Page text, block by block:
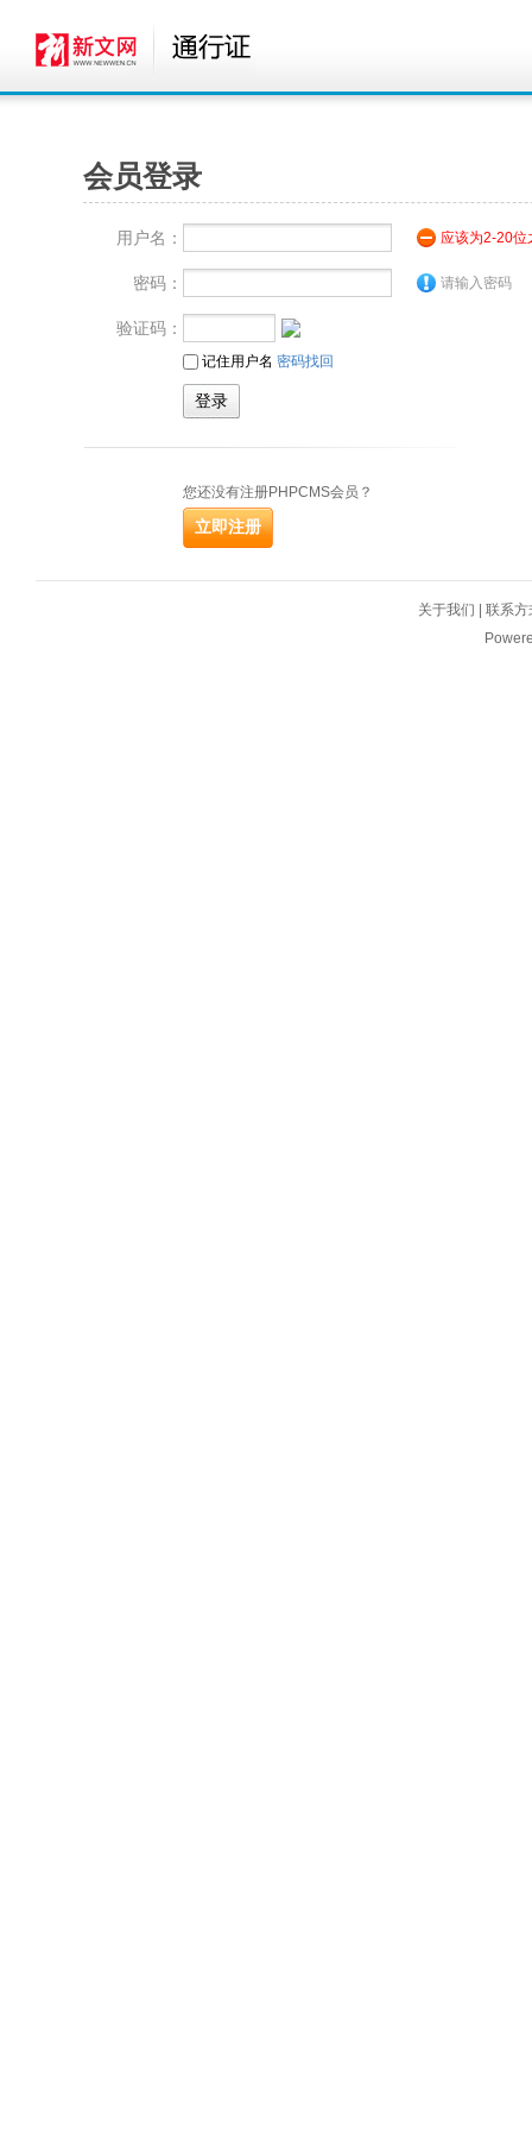
会员登录
用户名： 应该为2-20位
密码： 请输入密码
验证码：
记住用户名 密码找回
您还没有注册PHPCMS会员？
关于我们
联系方